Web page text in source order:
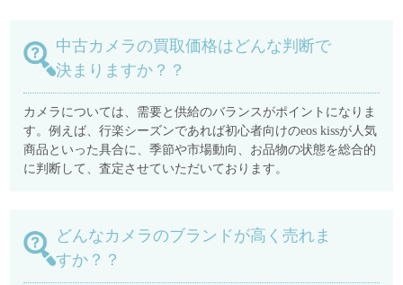
中古カメラの買取価格はどんな判断で
決まりますか？？
カメラについては、需要と供給のバランスがポイントになりま
す。例えば、行楽シーズンであれば初心者向けのeos kissが人気
商品といった具合に、季節や市場動向、お品物の状態を総合的
に判断して、査定させていただいております。
どんなカメラのブランドが高く売れま
すか？？